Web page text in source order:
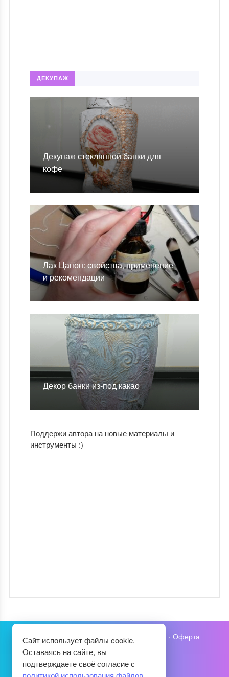
ДЕКУПАЖ
Декупаж стеклянной банки для
кофе
Лак Цапон: свойства, применение
и рекомендации
Декор банки из-под какао
Поддержи автора на новые материалы и
инструменты :)
Карта сайта Политика конфиденциальности ·Оферта
Сайт использует файлы cookie.
Оставаясь на сайте, вы
подтверждаете своё согласие с